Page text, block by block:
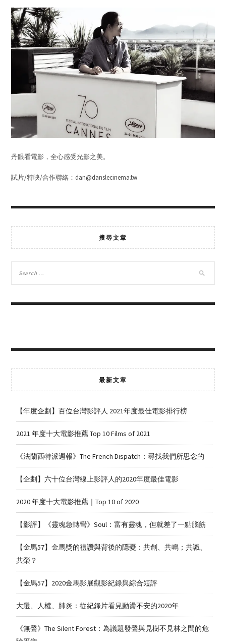
丹眼看電影，全心感受光影之美。
試片/特映/合作聯絡：dan@danslecinema.tw
搜尋文章
最新文章
【年度企劃】百位台灣影評人 2021年度最佳電影排行榜
2021 年度十大電影推薦 Top 10 Films of 2021
《法蘭西特派週報》The French Dispatch：尋找我們所思念的
【企劃】六十位台灣線上影評人的2020年度最佳電影
2020 年度十大電影推薦｜Top 10 of 2020
【影評】《靈魂急轉彎》Soul：富有靈魂，但就差了一點腦筋
【金馬57】金馬獎的禮讚與背後的隱憂：共創、共鳴；共識、
共榮？
【金馬57】2020金馬影展觀影紀錄與綜合短評
大選、人權、肺炎：從紀錄片看見動盪不安的2020年
《無聲》The Silent Forest：為議題發聲與見樹不見林之間的危